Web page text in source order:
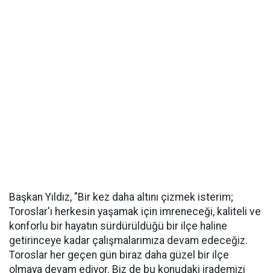
Başkan Yıldız, "Bir kez daha altını çizmek isterim;
Toroslar'ı herkesin yaşamak için imreneceği, kaliteli ve
konforlu bir hayatın sürdürüldüğü bir ilçe haline
getirinceye kadar çalışmalarımıza devam edeceğiz.
Toroslar her geçen gün biraz daha güzel bir ilçe
olmaya devam ediyor. Biz de bu konudaki irademizi